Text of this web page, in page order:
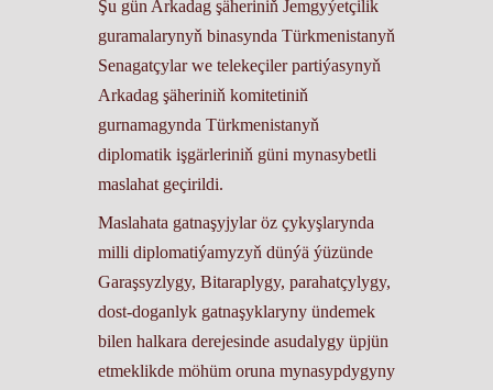
Şu gün Arkadag şäheriniň Jemgyýetçilik
guramalarynyň binasynda Türkmenistanyň
Senagatçylar we telekeçiler partiýasynyň
Arkadag şäheriniň komitetiniň
gurnamagynda Türkmenistanyň
diplomatik işgärleriniň güni mynasybetli
maslahat geçirildi.
Maslahata gatnaşyjylar öz çykyşlarynda
milli diplomatiýamyzyň dünýä ýüzünde
Garaşsyzlygy, Bitaraplygy, parahatçylygy,
dost-doganlyk gatnaşyklaryny ündemek
bilen halkara derejesinde asudalygy üpjün
etmeklikde möhüm oruna mynasypdygyny